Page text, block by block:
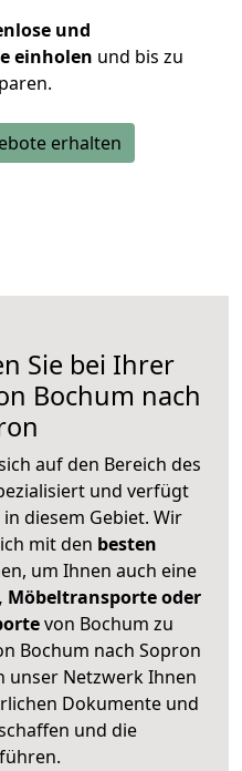
und
einholen und bis zu
erhalten
Sie bei Ihrer
Bochum nach
auf den Bereich des
und verfügt
diesem Gebiet. Wir
mit den besten
um Ihnen auch eine
Möbeltransporte oder
von Bochum zu
Bochum nach Sopron
unser Netzwerk Ihnen
Dokumente und
und die